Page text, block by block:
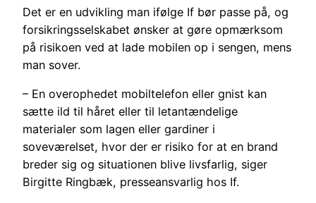
Det er en udvikling man ifølge If bør passe på, og
forsikringsselskabet ønsker at gøre opmærksom
på risikoen ved at lade mobilen op i sengen, mens
man sover.
– En overophedet mobiltelefon eller gnist kan
sætte ild til håret eller til letantændelige
materialer som lagen eller gardiner i
soveværelset, hvor der er risiko for at en brand
breder sig og situationen blive livsfarlig, siger
Birgitte Ringbæk, presseansvarlig hos If.